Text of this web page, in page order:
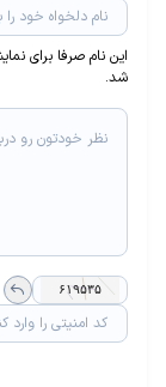
این نام صرفا برای
شد.